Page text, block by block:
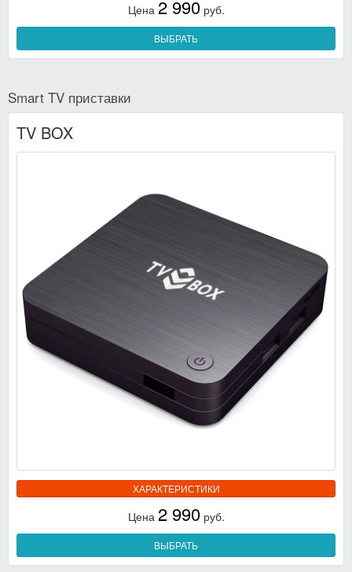
Цена 2 990руб.
ВЫБРАТЬ
Smart TV приставки
TV BOX
ХАРАКТЕРИСТИКИ
Цена 2 990руб.
ВЫБРАТЬ